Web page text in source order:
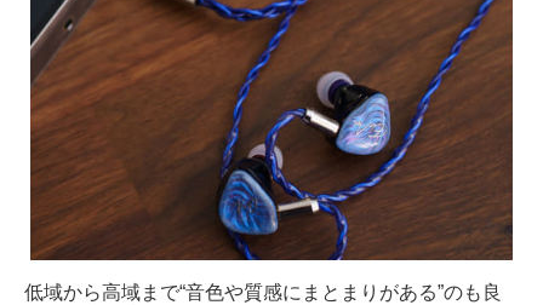
低域から高域まで“音色や質感にまとまりがある”のも良